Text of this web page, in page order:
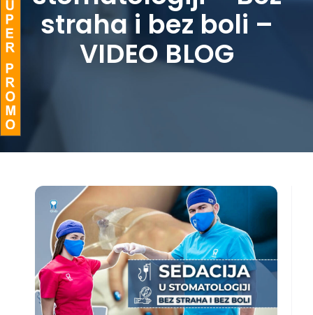
straha i bez boli –
VIDEO BLOG